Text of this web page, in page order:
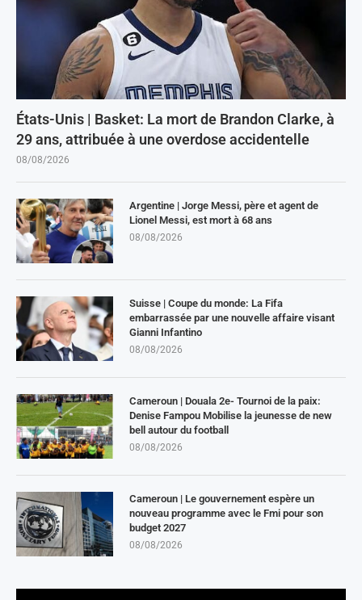
États-Unis | Basket: La mort de Brandon Clarke, à
29 ans, attribuée à une overdose accidentelle
08/08/2026
Argentine | Jorge Messi, père et agent de
Lionel Messi, est mort à 68 ans
08/08/2026
Suisse | Coupe du monde: La Fifa
embarrassée par une nouvelle affaire visant
Gianni Infantino
08/08/2026
Cameroun | Douala 2e- Tournoi de la paix:
Denise Fampou Mobilise la jeunesse de new
bell autour du football
08/08/2026
Cameroun | Le gouvernement espère un
nouveau programme avec le Fmi pour son
budget 2027
08/08/2026